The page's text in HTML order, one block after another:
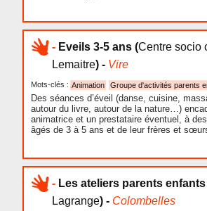
- Eveils 3-5 ans (Centre socio
Lemaitre) - Vire
Mots-clés : Animation Groupe d'activités parents
Des séances d’éveil (danse, cuisine,
autour du livre, autour de la nature…)
animatrice et un prestataire éventuel, à
âgés de 3 à 5 ans et de leur frères et
- Les ateliers parents enfants
Lagrange) - Colombelles